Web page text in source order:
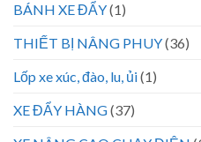
BÁNH XE ĐẨY(1)
THIẾT BỊ NÂNG PHUY(36)
Lốp xe xúc, đào, lu, ủi(1)
XE ĐẨY HÀNG(37)